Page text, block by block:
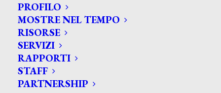
PROFILO
MOSTRE NEL TEMPO
RISORSE
SERVIZI
RAPPORTI
STAFF
PARTNERSHIP
CERCA TRA GLI ARTISTI:
Search
for: